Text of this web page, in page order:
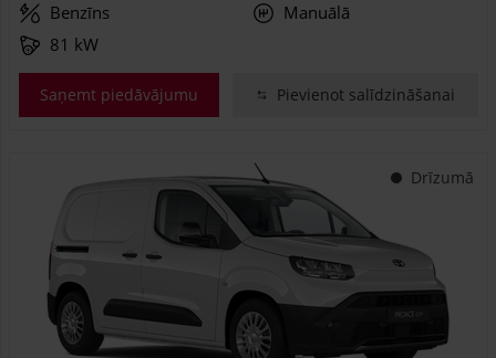
Benzīns
Manuālā
81 kW
Saņemt piedāvājumu Pievienot salīdzināšanai
Drīzumā